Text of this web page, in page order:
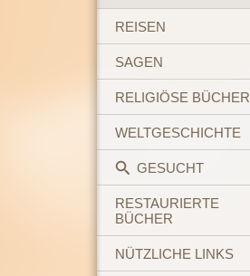
REISEN
SAGEN
RELIGIÖSE BÜCHER
WELTGESCHICHTE
GESUCHT
RESTAURIERTE
BÜCHER
NÜTZLICHE LINKS